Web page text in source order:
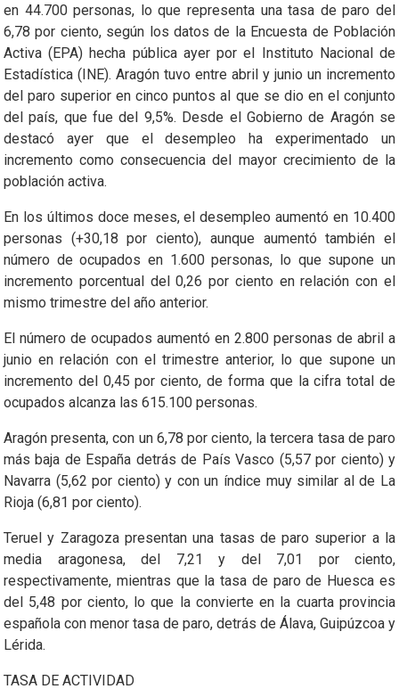
en 44.700 personas, lo que representa una tasa de paro del
6,78 por ciento, según los datos de la Encuesta de Población
Activa (EPA) hecha pública ayer por el Instituto Nacional de
Estadística (INE). Aragón tuvo entre abril y junio un incremento
del paro superior en cinco puntos al que se dio en el conjunto
del país, que fue del 9,5%. Desde el Gobierno de Aragón se
destacó ayer que el desempleo ha experimentado un
incremento como consecuencia del mayor crecimiento de la
población activa.
En los últimos doce meses, el desempleo aumentó en 10.400
personas (+30,18 por ciento), aunque aumentó también el
número de ocupados en 1.600 personas, lo que supone un
incremento porcentual del 0,26 por ciento en relación con el
mismo trimestre del año anterior.
El número de ocupados aumentó en 2.800 personas de abril a
junio en relación con el trimestre anterior, lo que supone un
incremento del 0,45 por ciento, de forma que la cifra total de
ocupados alcanza las 615.100 personas.
Aragón presenta, con un 6,78 por ciento, la tercera tasa de paro
más baja de España detrás de País Vasco (5,57 por ciento) y
Navarra (5,62 por ciento) y con un índice muy similar al de La
Rioja (6,81 por ciento).
Teruel y Zaragoza presentan una tasas de paro superior a la
media aragonesa, del 7,21 y del 7,01 por ciento,
respectivamente, mientras que la tasa de paro de Huesca es
del 5,48 por ciento, lo que la convierte en la cuarta provincia
española con menor tasa de paro, detrás de Álava, Guipúzcoa y
Lérida.
TASA DE ACTIVIDAD